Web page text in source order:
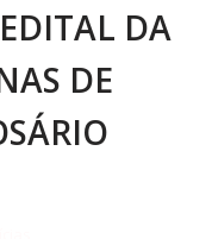
DA
DE